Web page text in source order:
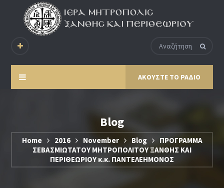
ΑΚΟΥΣΤΕ ΤΟ ΡΑΔΙΟ
Blog
Home 2016 November Blog
ΠΡΟΓΡΑΜΜΑ
ΣΕΒΑΣΜΙΩΤΑΤΟΥ ΜΗΤΡΟΠΟΛΙΤΟΥ ΞΑΝΘΗΣ ΚΑΙ
ΠΕΡΙΘΕΩΡΙΟΥ κ.κ. ΠΑΝΤΕΛΕΗΜΟΝΟΣ